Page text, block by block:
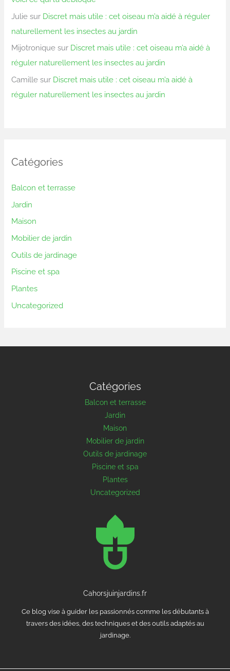
Julie sur Discret mais utile : cet oiseau m’a aidé à réguler
naturellement les insectes au jardin
Mijotronique sur Discret mais utile : cet oiseau m’a aidé à
réguler naturellement les insectes au jardin
Camille sur Discret mais utile : cet oiseau m’a aidé à
réguler naturellement les insectes au jardin
Catégories
Balcon et terrasse
Jardin
Maison
Mobilier de jardin
Outils de jardinage
Piscine et spa
Plantes
Uncategorized
Catégories
Balcon et terrasse
Jardin
Maison
Mobilier de jardin
Outils de jardinage
Piscine et spa
Plantes
Uncategorized
Cahorsjuinjardins.fr
Ce blog vise à guider les passionnés comme les débutants à
travers des idées, des techniques et des outils adaptés au
jardinage.